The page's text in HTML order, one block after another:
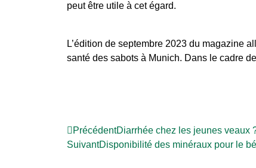
peut être utile à cet égard.
L’édition de septembre 2023 du magazine
santé des sabots à Munich. Dans le cadre
PrécédentDiarrhée chez les jeunes veaux
SuivantDisponibilité des minéraux pour le